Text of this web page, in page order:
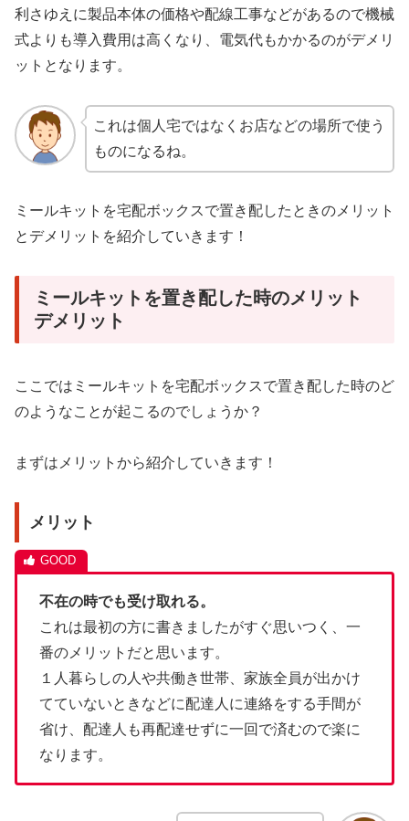
利さゆえに製品本体の価格や配線工事などがあるので機械
式よりも導入費用は高くなり、電気代もかかるのがデメリ
ットとなります。
これは個人宅ではなくお店などの場所で使う
ものになるね。
ミールキットを宅配ボックスで置き配したときのメリット
とデメリットを紹介していきます！
ミールキットを置き配した時のメリット
デメリット
ここではミールキットを宅配ボックスで置き配した時のど
のようなことが起こるのでしょうか？
まずはメリットから紹介していきます！
メリット
不在の時でも受け取れる。
これは最初の方に書きましたがすぐ思いつく、一
番のメリットだと思います。
１人暮らしの人や共働き世帯、家族全員が出かけ
てていないときなどに配達人に連絡をする手間が
省け、配達人も再配達せずに一回で済むので楽に
なります。